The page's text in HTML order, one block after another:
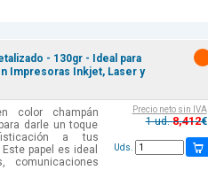
- 130gr - Ideal para
Impresoras Inkjet, Laser y
color champán
darle un toque
a tus
papel es ideal
comunicaciones
Precio neto sin IVA
1 ud.8,412€
Uds.